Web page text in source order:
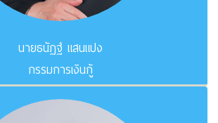
นายธนัฏฐ์ แสนแปง
กรรมการเงินกู้